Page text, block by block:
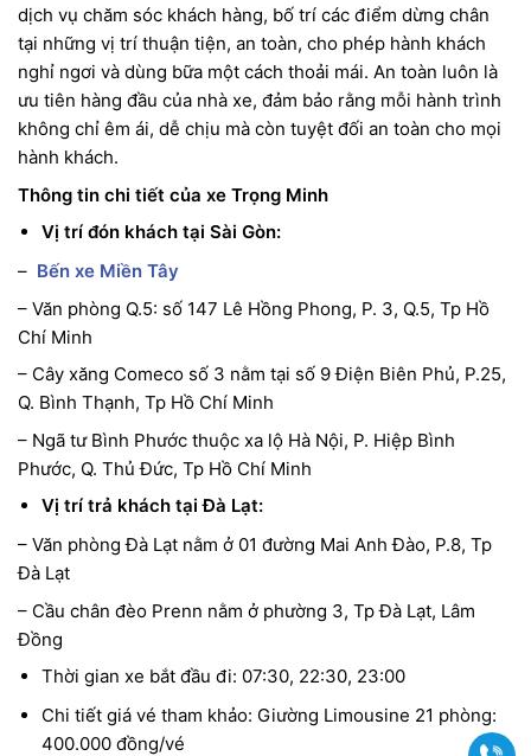
dịch vụ chăm sóc khách hàng, bố trí các điểm dừng chân
tại những vị trí thuận tiện, an toàn, cho phép hành khách
nghỉ ngơi và dùng bữa một cách thoải mái. An toàn luôn là
ưu tiên hàng đầu của nhà xe, đảm bảo rằng mỗi hành trình
không chỉ êm ái, dễ chịu mà còn tuyệt đối an toàn cho mọi
hành khách.
Thông tin chi tiết của xe Trọng Minh
Vị trí đón khách tại Sài Gòn:
– Bến xe Miền Tây
– Văn phòng Q.5: số 147 Lê Hồng Phong, P. 3, Q.5, Tp Hồ
Chí Minh
– Cây xăng Comeco số 3 nằm tại số 9 Điện Biên Phủ, P.25,
Q. Bình Thạnh, Tp Hồ Chí Minh
– Ngã tư Bình Phước thuộc xa lộ Hà Nội, P. Hiệp Bình
Phước, Q. Thủ Đức, Tp Hồ Chí Minh
Vị trí trả khách tại Đà Lạt:
– Văn phòng Đà Lạt nằm ở 01 đường Mai Anh Đào, P.8, Tp
Đà Lạt
– Cầu chân đèo Prenn nằm ở phường 3, Tp Đà Lạt, Lâm
Đồng
Thời gian xe bắt đầu đi: 07:30, 22:30, 23:00
Chi tiết giá vé tham khảo: Giường Limousine 21 phòng:
400.000 đồng/vé